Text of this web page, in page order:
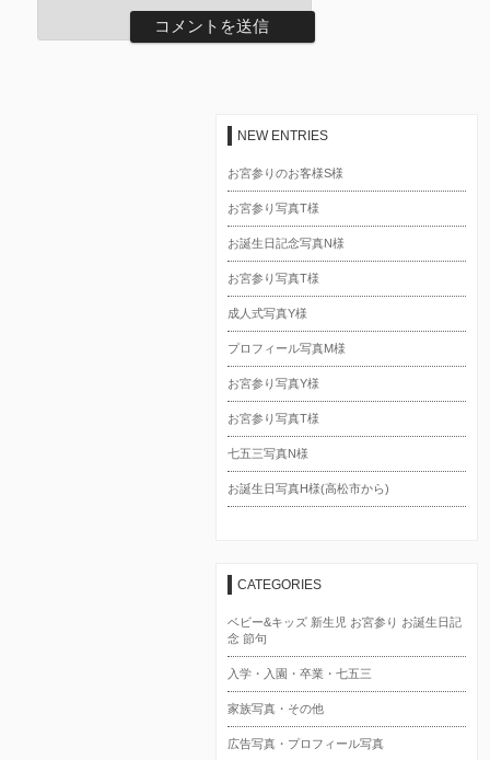
NEW ENTRIES
お宮参りのお客様S様
お宮参り写真T様
お誕生日記念写真N様
お宮参り写真T様
成人式写真Y様
プロフィール写真M様
お宮参り写真Y様
お宮参り写真T様
七五三写真N様
お誕生日写真H様(高松市から)
CATEGORIES
ベビー&キッズ 新生児 お宮参り お誕生日記
念 節句
入学・入園・卒業・七五三
家族写真・その他
広告写真・プロフィール写真